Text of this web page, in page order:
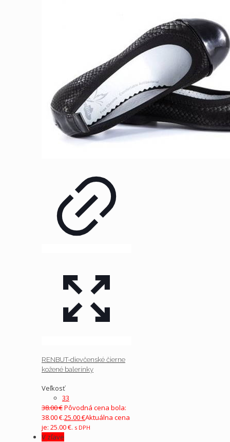
RENBUT-dievčenské čierne
kožené balerínky
Veľkosť
33
38.00€Pôvodná cena bola:
38.00 €.25.00€Aktuálna cena
je: 25.00 €. s DPH
V zľave